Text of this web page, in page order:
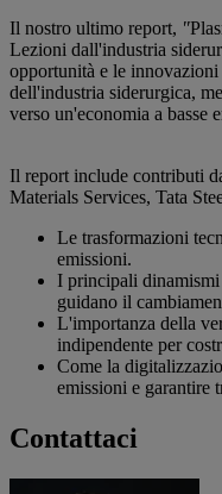
Il nostro ultimo report, "
Lezioni dall'industria
opportunità e le
dell'industria siderurgica,
verso un'economia a basse
Il report include contributi
Materials Services, Tata
Le trasformazioni
emissioni.
I principali dinamismi
guidano il
L'importanza della
indipendente per
Come la
emissioni e garantire
Contattaci